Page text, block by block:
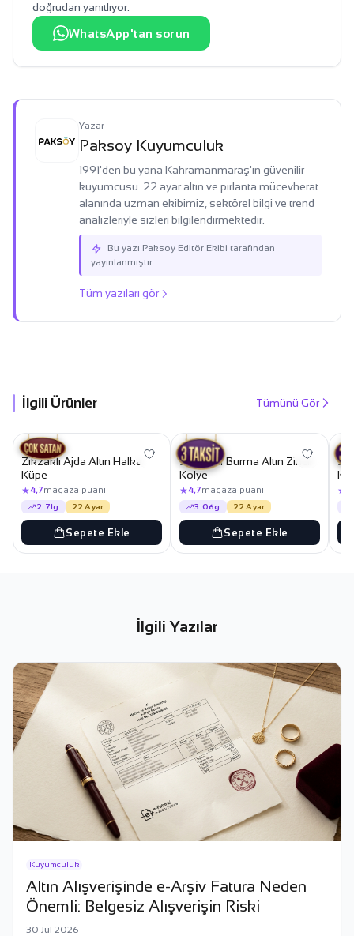
doğrudan yanıtlıyor.
WhatsApp'tan sorun
Yazar
Paksoy Kuyumculuk
1991'den bu yana Kahramanmaraş'ın güvenilir
kuyumcusu. 22 ayar altın ve pırlanta mücevherat
alanında uzman ekibimiz, sektörel bilgi ve trend
analizleriyle sizleri bilgilendirmektedir.
Bu yazı Paksoy Editör Ekibi tarafından
yayınlanmıştır.
Tüm yazıları gör
İlgili Ürünler Tümünü Gör
24.699,99 TL
HALKA
Zikzaklı Ajda Altın Halka
Küpe
★4,7mağaza puanı
2.71g 22 Ayar
Sepete Ekle
ZINCIR
Singapur Burma Altın Zincir
Kolye
★4,7mağaza puanı
3.06g 22 Ayar
Sepete Ekle
★
İlgili Yazılar
Kuyumculuk
Altın Alışverişinde e-Arşiv Fatura Neden
Önemli: Belgesiz Alışverişin Riski
30 Jul 2026